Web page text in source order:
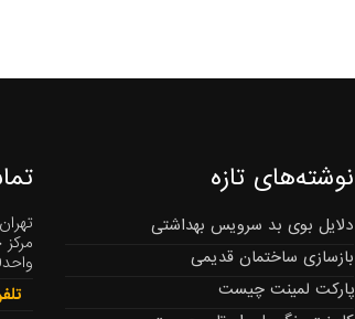
واحد10
نوشته‌های تازه
دلایل بوی بد سرویس بهداشتی
بازسازی ساختمان قدیمی
پارکت لمینت چیست